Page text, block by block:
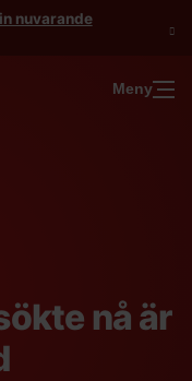
nuvarande
Meny
nå är